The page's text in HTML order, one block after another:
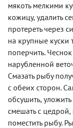
мякоть мелкими
кожицу, удалить
протереть через
на крупные куски
поперчить.
нарубленной
Смазать рыбу
с обеих сторон.
обсушить,
смешать с
поместить рыбу.